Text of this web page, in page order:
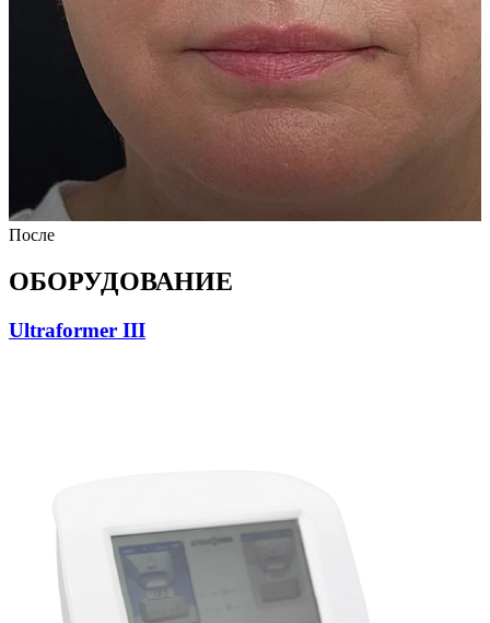
После
ОБОРУДОВАНИЕ
Ultraformer III